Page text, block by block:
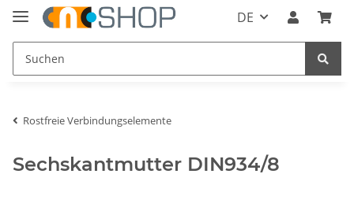
DE
Rostfreie Verbindungselemente
Sechskantmutter DIN934/8